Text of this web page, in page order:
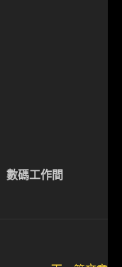
數碼工作間